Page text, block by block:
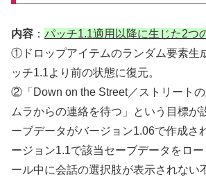
内容 ： パッチ1.1適用以降に生じた2つ
①ドロップアイテムのランダム要素生
ッチ1.1より前の状態に復元。
②「Down on the Street／ストリート
ムラからの連絡を待つ」という目標が
ーブデータがバージョン1.06で作成さ
ージョン1.1で該当セーブデータをロ
ール中に会話の選択肢が表示されない